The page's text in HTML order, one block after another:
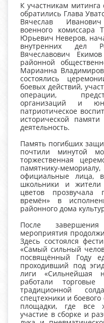
К участникам
обратились Глава
Вячеслав
военного комиссара
Юрьевич Неверов,
внутренних дел
Вячеславович
районной
Марианна
состоялись
боевых действий,
операции,
организаций и
патриотическое
исторической
деятельность.
Память погибших
почтили минутой
торжественная
памятнику-
официальные лица,
школьники и жители
цветов
времён» в
районного дома
После
мероприятия
Здесь состоялся
«Самый сильный
посвящённый Году
проходивший под
лиги «Сильнейшая
работали
традиционной
спецтехники и
площадки, где все
участие в сборке и